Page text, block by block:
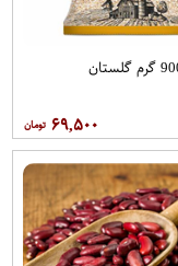
۶۹,۵۰۰